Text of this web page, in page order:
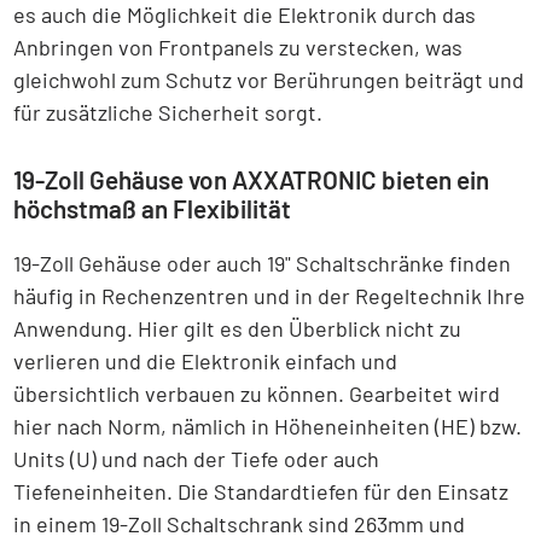
es auch die Möglichkeit die Elektronik durch das
Anbringen von Frontpanels zu verstecken, was
gleichwohl zum Schutz vor Berührungen beiträgt und
für zusätzliche Sicherheit sorgt.
19-Zoll Gehäuse von AXXATRONIC bieten ein
höchstmaß an Flexibilität
19-Zoll Gehäuse oder auch 19" Schaltschränke finden
häufig in Rechenzentren und in der Regeltechnik Ihre
Anwendung. Hier gilt es den Überblick nicht zu
verlieren und die Elektronik einfach und
übersichtlich verbauen zu können. Gearbeitet wird
hier nach Norm, nämlich in Höheneinheiten (HE) bzw.
Units (U) und nach der Tiefe oder auch
Tiefeneinheiten. Die Standardtiefen für den Einsatz
in einem 19-Zoll Schaltschrank sind 263mm und